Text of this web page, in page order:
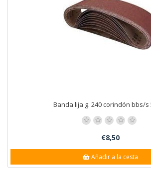
Banda lija g. 240 corindón bbs/s
€8,50
Añadir a la cesta